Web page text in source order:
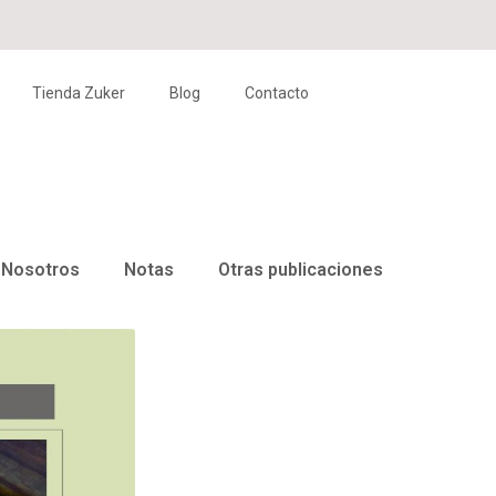
Tienda Zuker Blog Contacto
Nosotros Notas Otras publicaciones